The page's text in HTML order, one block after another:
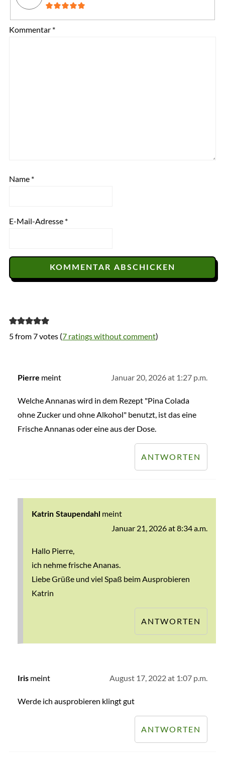
Kommentar *
Name *
E-Mail-Adresse *
5 from 7 votes (7 ratings without comment)
Pierre meint Januar 20, 2026 at 1:27 p.m.
Welche Annanas wird in dem Rezept "Pina Colada
ohne Zucker und ohne Alkohol" benutzt, ist das eine
Frische Annanas oder eine aus der Dose.
ANTWORTEN
Katrin Staupendahl meint
Januar 21, 2026 at 8:34 a.m.
Hallo Pierre,
ich nehme frische Ananas.
Liebe Grüße und viel Spaß beim Ausprobieren
Katrin
ANTWORTEN
Iris meint August 17, 2022 at 1:07 p.m.
Werde ich ausprobieren klingt gut
ANTWORTEN